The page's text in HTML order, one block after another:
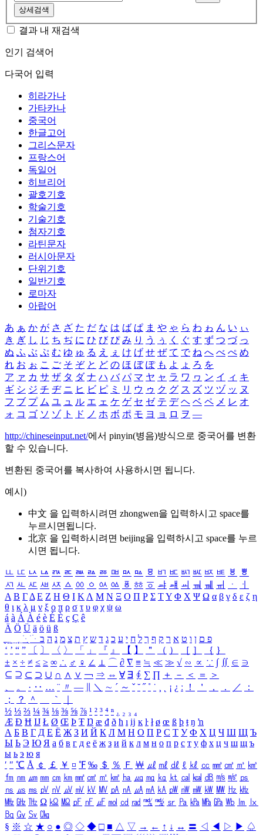
상세검색
결과 내 재검색
인기 검색어
다국어 입력
히라가나
가타카나
중국어
한글고어
그리스문자
프랑스어
독일어
히브리어
괄호기호
학술기호
기술기호
첨자기호
라틴문자
러시아문자
단위기호
일반기호
로마자
아랍어
あ ぁ か が さ ざ た だ な は ば ぱ ま や ゃ ら わ ゎ ん い ぃ
き ぎ し じ ち ぢ に ひ び ぴ み り う ぅ く ぐ す ず つ づ っ
ぬ ふ ぶ ぷ む ゆ ゅ る え ぇ け げ せ ぜ て で ね へ べ ぺ め
れ お ぉ こ ご そ ぞ と ど の ほ ぼ ぽ も よ ょ ろ を
ア ァ カ サ ザ タ ダ ナ ハ バ パ マ ヤ ャ ラ ワ ヮ ン イ ィ キ
ギ シ ジ チ ヂ ニ ヒ ビ ピ ミ リ ウ ゥ ク グ ス ズ ツ ヅ ッ ヌ
フ ブ プ ム ユ ュ ル エ ェ ケ ゲ セ ゼ テ デ ヘ ベ ペ メ レ オ
ォ コ ゴ ソ ゾ ト ド ノ ホ ボ ポ モ ヨ ョ ロ ヲ ―
http://chineseinput.net/에서 pinyin(병음)방식으로 중국어를 변환
할 수 있습니다.
변환된 중국어를 복사하여 사용하시면 됩니다.
예시)
中文 을 입력하시려면 zhongwen을 입력하시고 space를
누르시면됩니다.
北京 을 입력하시려면 beijing을 입력하시고 space를 누르
시면 됩니다.
ㅥ ㅦ ㅧ ㅨ ㅩ ㅪ ㅫ ㅬ ㅭ ㅮ ㅯ ㅰ ㅱ ㅲ ㅳ ㅴ ㅵ ㅶ ㅷ ㅸ
ㅹ
ㅺ ㅻ ㅼ ㅽ ㅾ ㅿ ㆀ ㆁ ㆂ ㆃ ㆄ ㆅ ㆆ ㆇ ㆈ ㆉ ㆊ ㆋ ㆌ ㆍ
ㆎ
Α Β ΓΔ Ε Ζ Η Θ Ι ΚΛ Μ Ν Ξ Ο Π Ρ Σ ΤΥ Φ Χ Ψ Ω α β γ δ ε ζ η
θ ι κ λ μ ν ξ ο π ρ σ τ υ φ χ ψ ω
á à Á À é è É È ç Ç ê
Ä Ö Ü ä ö ü ß
ִֶֹ ֻּ ׁׂ פ ם ן ו ט א ר ק ף ך ל ח י ע כ ג ד ש ץ ת צ מ נ ה ב
‘ ’ “ ” 〔 〕 〈 〉 「 」 『 』 【 】 ＂ （ ） ［ ］ ｛ ｝
± × ÷ ≠ ≤ ≥ ∞ ∴ ♂ ♀ ∠ ⊥ ⌒ ∂ ∇ ≡ ≒ ≪ ≫ √ ∽ ∝ ∵ ∫ ∬ ∈ ∋
⊆ ⊇ ⊂ ⊃ ∪ ∩ ∧ ∨ ￢ ⇒ ⇔ ∀ ∃ ∮ ∑ ∏ ＋ － ＜ ＝
＞
、
。 · ‥ … ¨ 〃 ― ＼ ∼ ´ ～ ˇ ˘ ˝ ˚ ˙ ¸ ¡ ¿ ː ！ ＇ ， ． ／
：
；
？ ＾ ｀
½ ⅓ ⅔ ¼ ¾ ⅛ ⅜ ⅝ ⅞ ¹ ² ³ ⁴ ⁿ ₁ ₂ ₃ ₄
Æ Ð Ħ Ĳ Ł Ø Œ Þ Ŧ Ŋ æ đ ð ħ ı ĳ ĸ ŀ ł ø œ ß þ ŧ ŋ ŉ
А Б В Г Д Е Ё Ж З И Й К Л М Н О П Р С Т У Ф Х Ц Ч Ш Щ Ъ
Ы Ь Э Ю Я а б в г д е ё ж з и й к л м н о п р с т у ф х ц ч ш щ ъ
ы ь э ю я
′ ″ ℃ Å ￠ ￡ ￥ ¤ ℉ ‰ ＄ ％ Ｆ ￦ ㎕ ㎖ ㎗ ℓ ㎘ ㏄ ㎣ ㎤ ㎥ ㎦
㎙ ㎚ ㎛ ㎜ ㎝ ㎞ ㎟ ㎠ ㎡ ㎢ ㏊ ㎍ ㎎ ㎏ ㏏ ㎈ ㎉ ㏈ ㎧ ㎨ ㎰
㎱ ㎲ ㎳ ㎴ ㎵ ㎶ ㎷ ㎸ ㎹ ㎀ ㎁ ㎂ ㎃ ㎄ ㎺ ㎻ ㎽ ㎾ ㎿ ㎐ ㎑
㎒ ㎓ ㎔ Ω ㏀ ㏁ ㎊ ㎋ ㎌ ㏖ ㏅ ㎭ ㎮ ㎯ ㏛ ㎩ ㎪ ㎫ ㎬ ㏝ ㏐
㏓
㏃ ㏉ ㏜ ㏆
§ ※ ☆ ★ ○ ● ◎ ◇ ◆ □ ■ △ ▽ → ← ↑ ↓ ↔ 〓 ◁ ◀ ▷ ▶ ♤